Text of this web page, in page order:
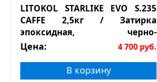
LITOKOL STARLIKE EVO S.235
CAFFE 2,5кг / Затирка
эпоксидная, черно-
коричневая
Цена: 4 700 руб.
В корзину